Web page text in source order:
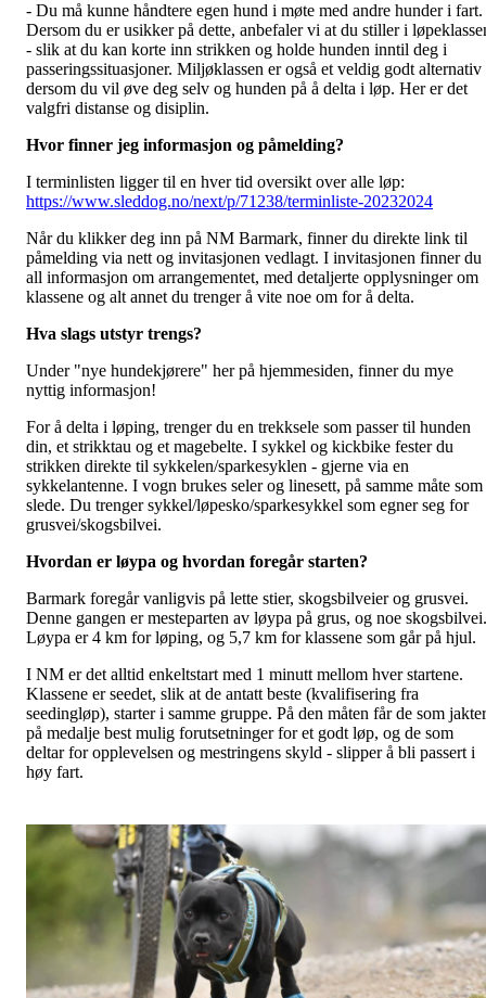
- Du må kunne håndtere egen hund i møte med andre hunder i fart.
Dersom du er usikker på dette, anbefaler vi at du stiller i
- slik at du kan korte inn strikken og holde hunden inntil deg i
passeringssituasjoner. Miljøklassen er også et veldig godt alternativ
dersom du vil øve deg selv og hunden på å delta i løp. Her er det
valgfri distanse og disiplin.
Hvor finner jeg informasjon og påmelding?
I terminlisten ligger til en hver tid oversikt over alle løp:
https://www.sleddog.no/next/p/71238/terminliste-20232024
Når du klikker deg inn på NM Barmark, finner du direkte link til
påmelding via nett og invitasjonen vedlagt. I invitasjonen finner du
all informasjon om arrangementet, med detaljerte opplysninger om
klassene og alt annet du trenger å vite noe om for å delta.
Hva slags utstyr trengs?
Under "nye hundekjørere" her på hjemmesiden, finner du mye
nyttig informasjon!
For å delta i løping, trenger du en trekksele som passer til hunden
din, et strikktau og et magebelte. I sykkel og kickbike fester du
strikken direkte til sykkelen/sparkesyklen - gjerne via en
sykkelantenne. I vogn brukes seler og linesett, på samme måte
slede. Du trenger sykkel/løpesko/sparkesykkel som egner seg for
grusvei/skogsbilvei.
Hvordan er løypa og hvordan foregår starten?
Barmark foregår vanligvis på lette stier, skogsbilveier og grusvei.
Denne gangen er mesteparten av løypa på grus, og noe skogsbilvei.
Løypa er 4 km for løping, og 5,7 km for klassene som går på hjul.
I NM er det alltid enkeltstart med 1 minutt mellom hver startene.
Klassene er seedet, slik at de antatt beste (kvalifisering fra
seedingløp), starter i samme gruppe. På den måten får de som jakter
på medalje best mulig forutsetninger for et godt løp, og de som
deltar for opplevelsen og mestringens skyld - slipper å bli passert i
høy fart.